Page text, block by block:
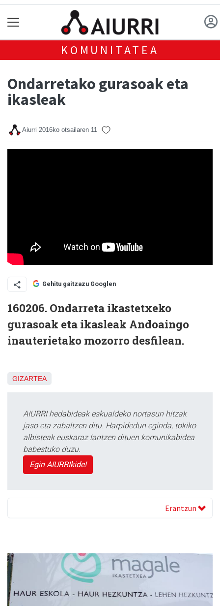
KOMUNITATEA
Ondarretako gurasoak eta
ikasleak
Aiurri 2016ko otsailaren 11
Gehitu gaitzazu Googlen
160206. Ondarreta ikastetxeko
gurasoak eta ikasleak Andoaingo
inauterietako mozorro desfilean.
GIZARTEA
AIURRI hedabideak eskualdeko nortasun hitzak
jaso eta zabaltzen ditu. Harpidedun eginda, tokiko
albisteak euskaraz lantzen dituen komunikabidea
babestuko duzu.
Egin AIURRIkide!
Erantzun